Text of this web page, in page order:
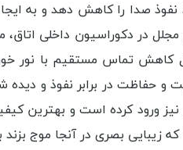
نفوذ صدا را کاهش دهد و به
در دکوراسیون داخلی اتاق،
کاهش تماس مستقیم با نور
و حفاظت در برابر نفوذ و
نیز ورود کرده است و بهترین
زیبایی بصری در آنجا موج بزند